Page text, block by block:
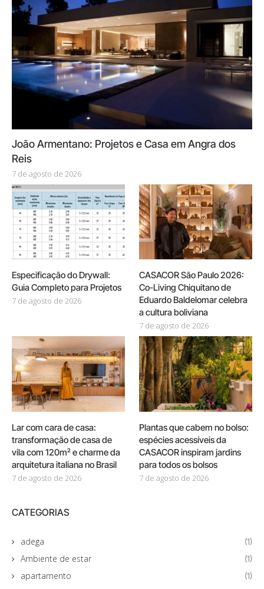
João Armentano: Projetos e Casa em Angra dos
Reis
7 de agosto de 2026
Especificação do Drywall:
Guia Completo para Projetos
7 de agosto de 2026
CASACOR São Paulo 2026:
Co-Living Chiquitano de
Eduardo Baldelomar celebra
a cultura boliviana
7 de agosto de 2026
Lar com cara de casa:
transformação de casa de
vila com 120m² e charme da
arquitetura italiana no Brasil
7 de agosto de 2026
Plantas que cabem no bolso:
espécies acessíveis da
CASACOR inspiram jardins
para todos os bolsos
7 de agosto de 2026
CATEGORIAS
adega (1)
Ambiente de estar (1)
apartamento (1)